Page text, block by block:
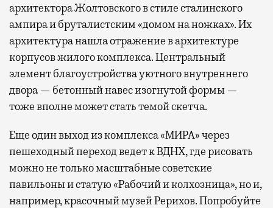
архитектора Жолтовского в стиле сталинского
ампира и бруталистским «домом на ножках». Их
архитектура нашла отражение в архитектуре
корпусов жилого комплекса. Центральный
элемент благоустройства уютного внутреннего
двора — бетонный навес изогнутой формы —
тоже вполне может стать темой скетча.
Еще один выход из комплекса «МИРА» через
пешеходный переход ведет к ВДНХ, где рисовать
можно не только масштабные советские
павильоны и статую «Рабочий и колхозница», но и,
например, красочный музей Рерихов. Попробуйте